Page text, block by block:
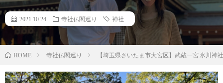
2021.10.24 寺社仏閣巡り 神社
HOME 寺社仏閣巡り 【埼玉県さいたま市大宮区】武蔵一宮 氷川神社